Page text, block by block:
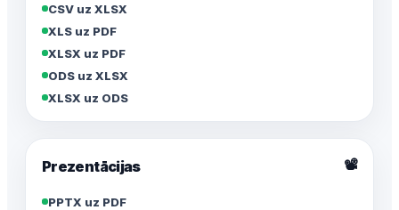
CSV uz XLSX
XLS uz PDF
XLSX uz PDF
ODS uz XLSX
XLSX uz ODS
Prezentācijas 📽️
PPTX uz PDF